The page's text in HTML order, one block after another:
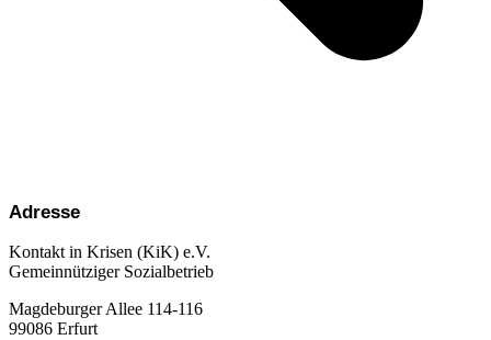
Adresse
Kontakt in Krisen (KiK) e.V.
Gemeinnütziger Sozialbetrieb
Magdeburger Allee 114-116
99086 Erfurt